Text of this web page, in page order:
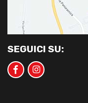
SEGUICI SU: